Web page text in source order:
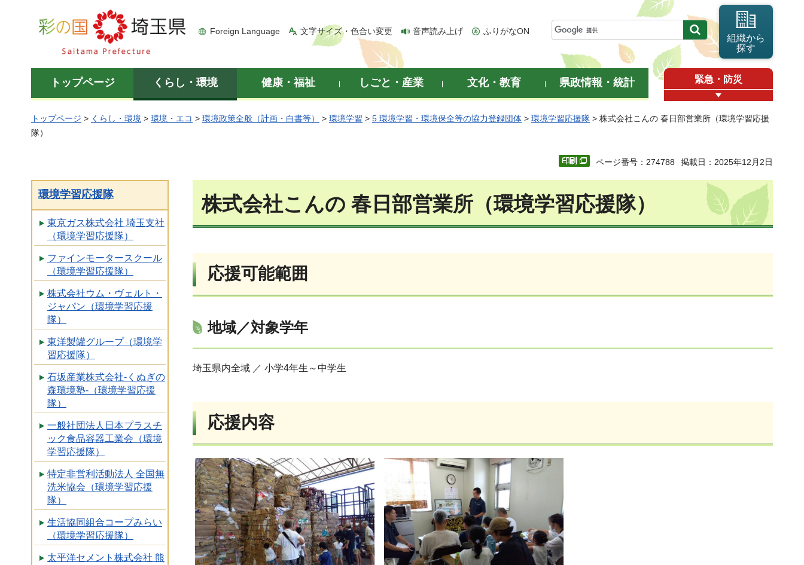
彩の国 埼玉県
Foreign Language 文字サイズ・色合い変更 音声読み上げ ふりがなON
組織から
探す
トップページ くらし・環境 健康・福祉 しごと・産業 文化・教育 県政情報・統計 緊急・防災
トップページ > くらし・環境 > 環境・エコ > 環境政策全般（計画・白書等） > 環境学習 > 5 環境学習・環境保全等の協力登録団体 > 環境学習応援隊 > 株式会社こんの 春日部営業所（環境学習応援
隊）
ページ番号：274788 掲載日：2025年12月2日
環境学習応援隊
東京ガス株式会社 埼玉支社
（環境学習応援隊）
ファインモータースクール
（環境学習応援隊）
株式会社ウム・ヴェルト・
ジャパン（環境学習応援
隊）
東洋製罐グループ（環境学
習応援隊）
石坂産業株式会社-くぬぎの
森環境塾-（環境学習応援
隊）
一般社団法人日本プラスチ
ック食品容器工業会（環境
学習応援隊）
特定非営利活動法人 全国無
洗米協会（環境学習応援
隊）
生活協同組合コープみらい
（環境学習応援隊）
太平洋セメント株式会社 熊
株式会社こんの 春日部営業所（環境学習応援隊）
応援可能範囲
地域／対象学年
埼玉県内全域 ／ 小学4年生～中学生
応援内容